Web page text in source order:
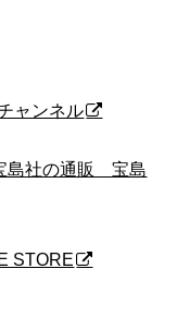
ャンネル
島社の通販 宝島
STORE